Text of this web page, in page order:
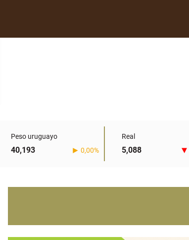
Peso uruguayo
40,193 0,00%
Real
5,088